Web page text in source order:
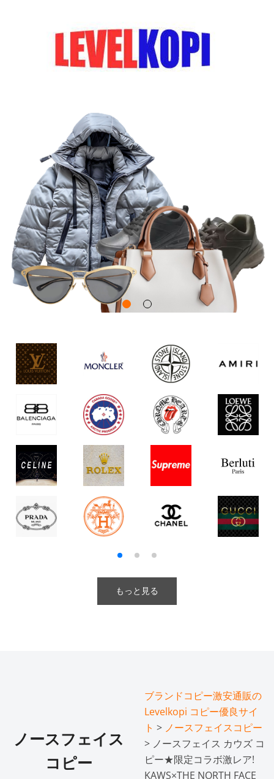
もっと見る
ノースフェイス
コピー
ブランドコピー激安通販の
Levelkopi コピー優良サイ
ト > ノースフェイスコピー
> ノースフェイス カウズ コ
ピー★限定コラボ激レア!
KAWS×THE NORTH FACE